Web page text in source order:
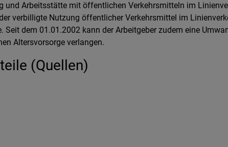
und Arbeitsstätte mit öffentlichen Verkehrsmitteln im
verbilligte Nutzung öffentlicher Verkehrsmittel im
Seit dem 01.01.2002 kann der Arbeitgeber zudem eine
Altersvorsorge verlangen.
(Quellen)